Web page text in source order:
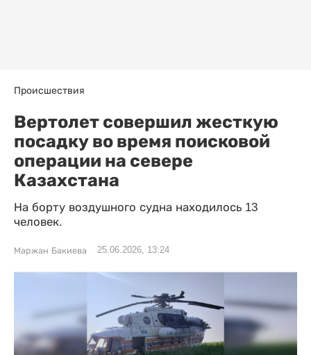
Происшествия
Вертолет совершил жесткую
посадку во время поисковой
операции на севере
Казахстана
На борту воздушного судна находилось 13
человек.
Маржан Бакиева 25.06.2026, 13:24